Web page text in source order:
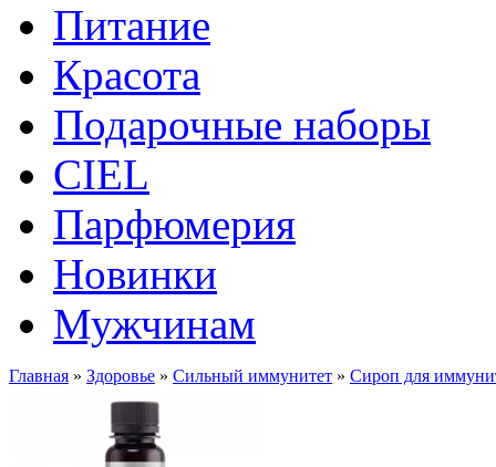
Питание
Красота
Подарочные наборы
CIEL
Парфюмерия
Новинки
Мужчинам
Главная » Здоровье » Сильный иммунитет » Сироп для